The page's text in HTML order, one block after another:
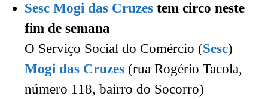
Sesc Mogi das Cruzes tem circo neste
fim de semana
O Serviço Social do Comércio (Sesc)
Mogi das Cruzes (rua Rogério Tacola,
número 118, bairro do Socorro)